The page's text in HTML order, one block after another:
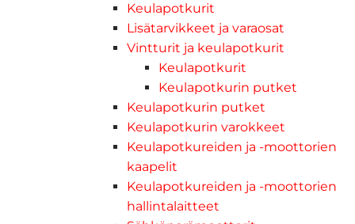
Keulapotkurit
Lisätarvikkeet ja varaosat
Vintturit ja keulapotkurit
Keulapotkurit
Keulapotkurin putket
Keulapotkurin putket
Keulapotkurin varokkeet
Keulapotkureiden ja -moottorien
kaapelit
Keulapotkureiden ja -moottorien
hallintalaitteet